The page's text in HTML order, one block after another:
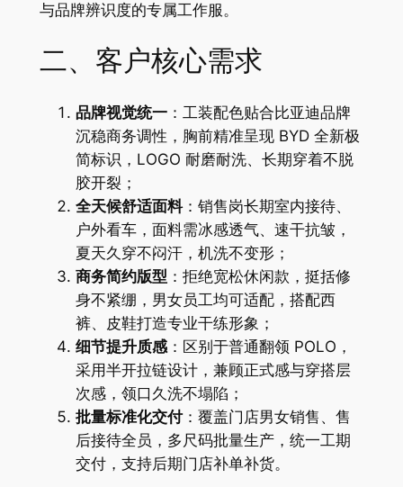
与品牌辨识度的专属工作服。
二、客户核心需求
品牌视觉统一：工装配色贴合比亚迪品牌
沉稳商务调性，胸前精准呈现 BYD 全新极
简标识，LOGO 耐磨耐洗、长期穿着不脱
胶开裂；
全天候舒适面料：销售岗长期室内接待、
户外看车，面料需冰感透气、速干抗皱，
夏天久穿不闷汗，机洗不变形；
商务简约版型 ：拒绝宽松休闲款，挺括修
身不紧绷，男女员工均可适配，搭配西
裤、皮鞋打造专业干练形象；
细节提升质感：区别于普通翻领 POLO，
采用半开拉链设计，兼顾正式感与穿搭层
次感，领口久洗不塌陷；
批量标准化交付：覆盖门店男女销售、售
后接待全员，多尺码批量生产，统一工期
交付，支持后期门店补单补货。